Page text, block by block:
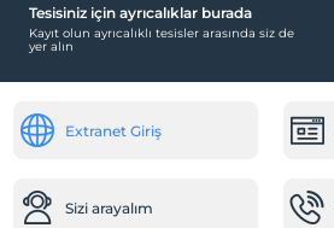
Tesisiniz için ayrıcalıklar burada
Kayıt olun ayrıcalıklı tesisler arasında siz de
yer alın
Extranet Giriş
Sizi arayalım